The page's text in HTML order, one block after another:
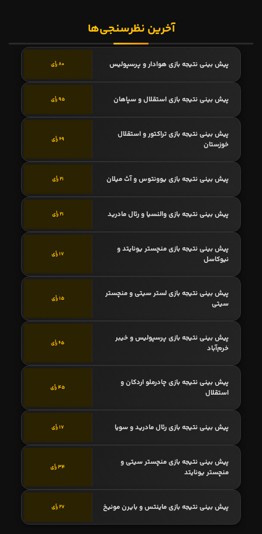
آخرین نظرسنجی‌ها
پیش بینی نتیجه بازی هوادار و پرسپولیس 80 رأی
پیش بینی نتیجه بازی استقلال و سپاهان 95 رأی
پیش بینی نتیجه بازی تراکتور و استقلال
خوزستان
69 رأی
پیش بینی نتیجه بازی یوونتوس و آث میلان 21 رأی
پیش بینی نتیجه بازی والنسیا و رئال مادرید 21 رأی
پیش بینی نتیجه بازی منچستر یونایتد و
نیوکاسل
17 رأی
پیش بینی نتیجه بازی لستر سیتی و منچستر
سیتی
15 رأی
پیش بینی نتیجه بازی پرسپولیس و خیبر
خرم‌آباد
65 رأی
پیش بینی نتیجه بازی چادرملو اردکان و
استقلال
45 رأی
پیش بینی نتیجه بازی رئال مادرید و سویا 17 رأی
پیش بینی نتیجه بازی منچستر سیتی و
منچستر یونایتد
34 رأی
پیش بینی نتیجه بازی ماینتس و بایرن مونیخ 27 رأی